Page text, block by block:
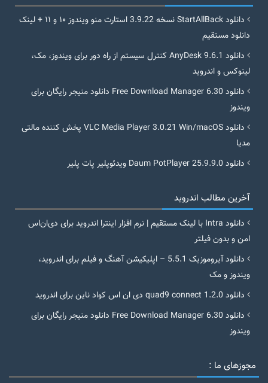
دانلود StartAllBack نسخه 3.9.22 استارت منو ویندوز ۱۰ و ۱۱ + لینک
دانلود مستقیم
دانلود AnyDesk 9.6.1 کنترل سیستم از راه دور برای ویندوز، مک،
لینوکس و اندروید
دانلود Free Download Manager 6.30 دانلود منیجر رایگان برای
ویندوز
دانلود VLC Media Player 3.0.21 Win/macOS پخش کننده مالتی
مدیا
دانلود Daum PotPlayer 25.9.9.0 ویدئوپلیر پات پلیر
آخرین مطالب اندروید
دانلود Intra با لینک مستقیم | نرم افزار اینترا اندروید برای دی‌ان‌اس
امن و بدون فیلتر
دانلود آیروموزیک 5.5.1 – اپلیکیشن آهنگ و فیلم برای اندروید،
ویندوز و مک
دانلود quad9 connect 1.2.0 دی ان اس کواد ناین برای اندروید
دانلود Free Download Manager 6.30 دانلود منیجر رایگان برای
ویندوز
مجوزهای ما :